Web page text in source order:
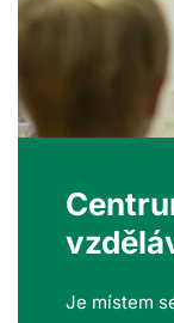
Je místem